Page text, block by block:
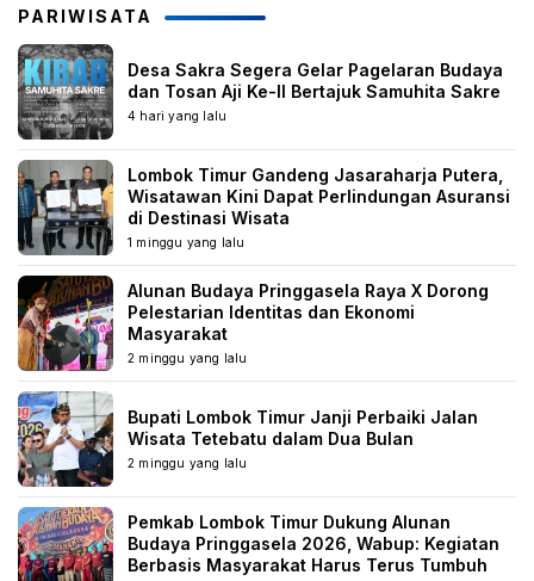
PARIWISATA
Desa Sakra Segera Gelar Pagelaran Budaya
dan Tosan Aji Ke-II Bertajuk Samuhita Sakre
4 hari yang lalu
Lombok Timur Gandeng Jasaraharja Putera,
Wisatawan Kini Dapat Perlindungan Asuransi
di Destinasi Wisata
1 minggu yang lalu
Alunan Budaya Pringgasela Raya X Dorong
Pelestarian Identitas dan Ekonomi
Masyarakat
2 minggu yang lalu
Bupati Lombok Timur Janji Perbaiki Jalan
Wisata Tetebatu dalam Dua Bulan
2 minggu yang lalu
Pemkab Lombok Timur Dukung Alunan
Budaya Pringgasela 2026, Wabup: Kegiatan
Berbasis Masyarakat Harus Terus Tumbuh